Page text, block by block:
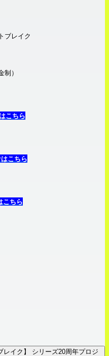
ブレイク
）
こちら
こちら
こちら
レイク】 シリーズ20周年プロジ